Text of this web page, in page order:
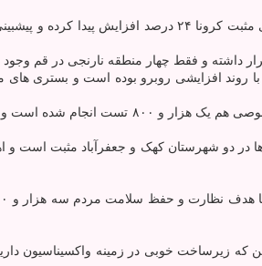
معاون بهداشتی دانشگاه علوم پزشکی قم با اشاره به اینکه قم درحال نزدیک شدن به نوک قله پیک ششم کرونا
داشته و فقط چهار منطقه نارنجی در قم وجود
کرونا و چرخه سویه اومیکرون در استان، اظهار نمود: آمار بستری های جدید تا هفته منتهی به ۱۵ بهمن ماه
وی بیان نمود: از هفت هزار و ۴۰۰ تست حالا به ۱۱ هزار و ۲۰۰ تست رسیدیم و در مراکز ۹
روستاهای قم با ویروس کرونا، بیان نمود: همه روستاهای قم درگیر بحران کرونا هستند و ۵۰ درصد تست ها
زیرساخت خوبی در زمینه واکسیناسیون